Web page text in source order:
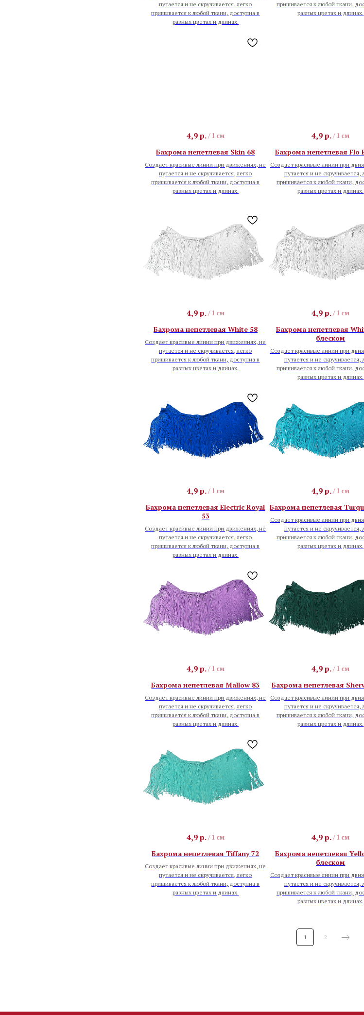
путается и не скручивается, легко
пришивается к любой ткани, доступна в
разных цветах и длинах.
пришивается к любой ткани,
разных цветах и длинах.
4,9р./ 1 см
Бахрома непетлевая Skin 68
Создает красивые линии при движениях, не
путается и не скручивается, легко
пришивается к любой ткани, доступна в
разных цветах и длинах.
4,9 р. / 1 см
Бахрома непетлевая Flo
Создает красивые линии при
путается и не скручивается,
пришивается к любой ткани,
разных цветах и длинах.
4,9р./ 1 см
Бахрома непетлевая White 58
Создает красивые линии при движениях, не
путается и не скручивается, легко
пришивается к любой ткани, доступна в
разных цветах и длинах.
4,9 р. / 1 см
Бахрома непетлевая
блеском
Создает красивые линии при
путается и не скручивается,
пришивается к любой ткани,
разных цветах и длинах.
4,9р./ 1 см
Бахрома непетлевая Electric Royal
53
Создает красивые линии при движениях, не
путается и не скручивается, легко
пришивается к любой ткани, доступна в
разных цветах и длинах.
4,9 р. / 1 см
Бахрома непетлевая
Создает красивые линии при
путается и не скручивается,
пришивается к любой ткани,
разных цветах и длинах.
4,9р./ 1 см
Бахрома непетлевая Mallow 83
Создает красивые линии при движениях, не
путается и не скручивается, легко
пришивается к любой ткани, доступна в
разных цветах и длинах.
4,9 р. / 1 см
Бахрома непетлевая
Создает красивые линии при
путается и не скручивается,
пришивается к любой ткани,
разных цветах и длинах.
4,9р./ 1 см
Бахрома непетлевая Tiffany 72
Создает красивые линии при движениях, не
путается и не скручивается, легко
пришивается к любой ткани, доступна в
разных цветах и длинах.
4,9 р. / 1 см
Бахрома непетлевая
блеском
Создает красивые линии при
путается и не скручивается,
пришивается к любой ткани,
разных цветах и длинах.
1 2